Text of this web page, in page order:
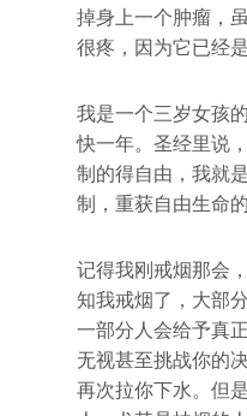
掉身上一个肿瘤，
很疼，因为它已经
我是一个三岁女孩
快一年。圣经里说
制的得自由，我就
制，重获自由生命的
记得我刚戒烟那会
知我戒烟了，大部
一部分人会给予真
无视甚至挑战你的
再次拉你下水。但